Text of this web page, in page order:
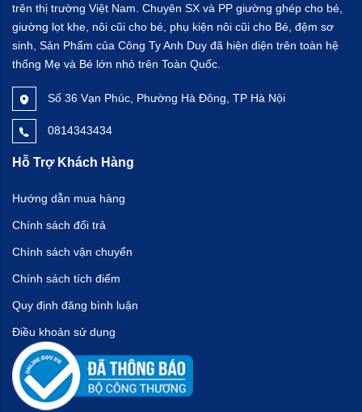
trên thị trường Việt Nam. Chuyên SX và PP giường ghép cho bé,
giường lọt khe, nôi cũi cho bé, phụ kiện nôi cũi cho Bé, đệm sơ
sinh, Sản Phẩm của Công Ty Anh Duy đã hiện diện trên toàn hệ
thống Mẹ và Bé lớn nhỏ trên Toàn Quốc.
Số 36 Vạn Phúc, Phường Hà Đông, TP Hà Nội
0814343434
Hỗ Trợ Khách Hàng
Hướng dẫn mua hàng
Chính sách đổi trả
Chính sách vận chuyển
Chính sách tích điểm
Quy định đăng bình luận
Điều khoản sử dụng